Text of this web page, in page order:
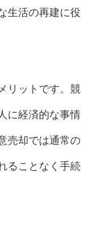
生活の再建に役
リットです。競
に経済的な事情
売却では通常の
ることなく手続